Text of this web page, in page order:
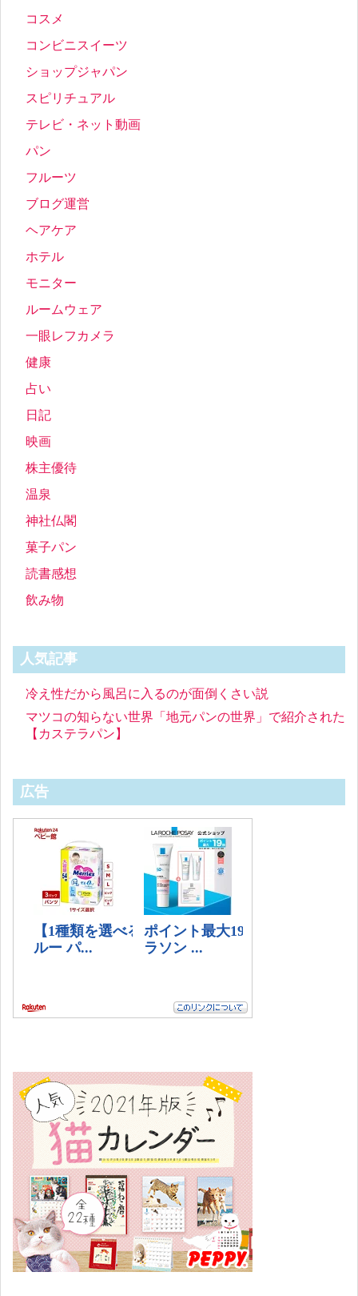
コスメ
コンビニスイーツ
ショップジャパン
スピリチュアル
テレビ・ネット動画
パン
フルーツ
ブログ運営
ヘアケア
ホテル
モニター
ルームウェア
一眼レフカメラ
健康
占い
日記
映画
株主優待
温泉
神社仏閣
菓子パン
読書感想
飲み物
人気記事
冷え性だから風呂に入るのが面倒くさい説
マツコの知らない世界「地元パンの世界」で紹介された
【カステラパン】
広告